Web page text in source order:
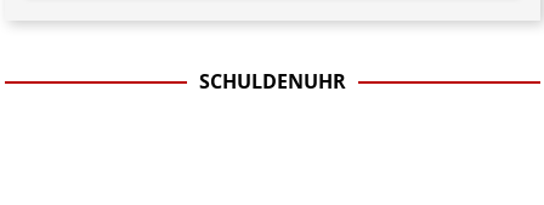
SCHULDENUHR